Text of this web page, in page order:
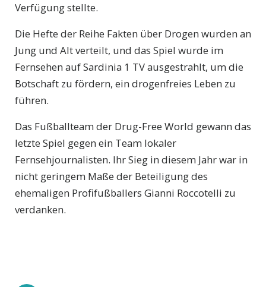
Verfügung stellte.
Die Hefte der Reihe Fakten über Drogen wurden an
Jung und Alt verteilt, und das Spiel wurde im
Fernsehen auf Sardinia 1 TV ausgestrahlt, um die
Botschaft zu fördern, ein drogenfreies Leben zu
führen.
Das Fußballteam der Drug-Free World gewann das
letzte Spiel gegen ein Team lokaler
Fernsehjournalisten. Ihr Sieg in diesem Jahr war in
nicht geringem Maße der Beteiligung des
ehemaligen Profifußballers Gianni Roccotelli zu
verdanken.